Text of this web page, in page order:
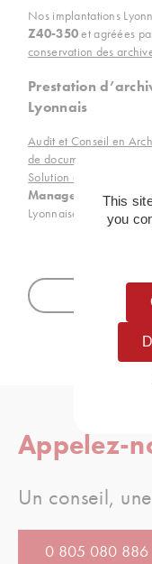
Nos implantations
Z40-350et agréées
conservation des
Prestation
Lyonnais
Audit et Conseil en
de documents
Solution d’archivage
Managementest
Lyonnaise.
Appelez-
Un conseil,
0 805 080 886
This
you